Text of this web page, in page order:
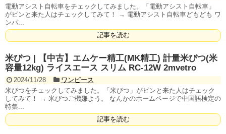
電動アシスト自転車をチェックしてみました。「電動アシスト自転車」
がピンと来た人はチェックしてみて！ → 電動アシスト自転車どもども ワ
ンパ...
記事を読む
米びつ | 【中古】エムケー精工(MK精工) 計量米びつ(米
容量12kg) ライスエース スリム RC-12W 2mvetro
2024/11/28
ワンピース
米びつをチェックしてみました。「米びつ」がピンと来た人はチェック
してみて！ → 米びつご機嫌よう。 なんかのホームページで中国語検定の
特集...
記事を読む